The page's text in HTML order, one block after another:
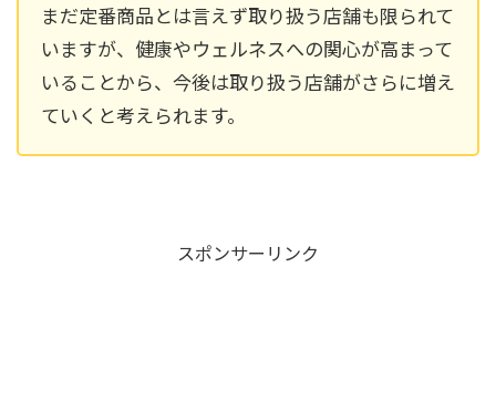
まだ定番商品とは言えず取り扱う店舗も限られて
いますが、健康やウェルネスへの関心が高まって
いることから、今後は取り扱う店舗がさらに増え
ていくと考えられます。
スポンサーリンク